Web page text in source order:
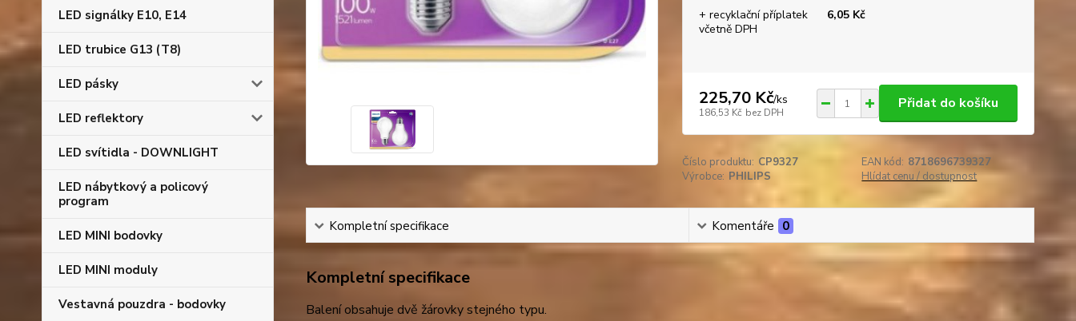
LED signálky E10, E14
LED trubice G13 (T8)
LED pásky
LED reflektory
LED svítidla - DOWNLIGHT
LED nábytkový a policový
program
LED MINI bodovky
LED MINI moduly
Vestavná pouzdra - bodovky
+ recyklační příplatek
včetně DPH
6,05 Kč
225,70 Kč/ks
186,53 Kč bez DPH
Přidat do košíku
Číslo produktu: CP9327 EAN kód: 8718696739327
Výrobce: PHILIPS Hlídat cenu / dostupnost
Kompletní specifikace Komentáře 0
Kompletní specifikace
Balení obsahuje dvě žárovky stejného typu.